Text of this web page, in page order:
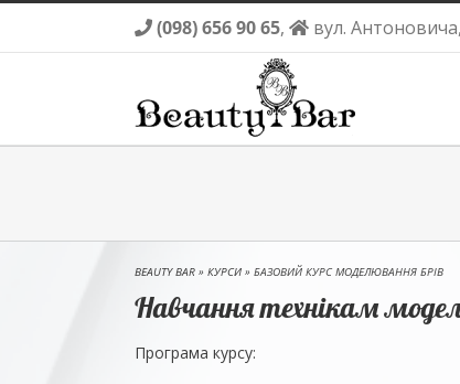
(098) 656 90 65, вул.
BEAUTY BAR » КУРСИ » БАЗОВИЙ КУРС МОДЕЛЮВАННЯ БРІВ
Навчання технікам
Програма курсу: